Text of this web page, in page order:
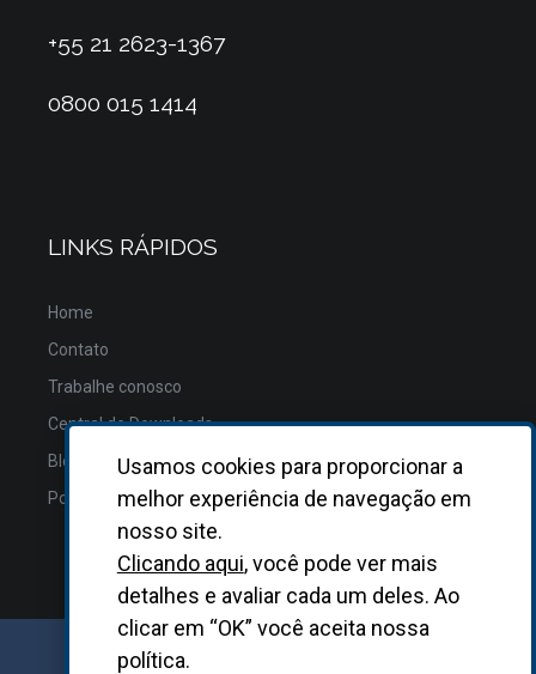
+55 21 2623-1367
0800 015 1414
LINKS RÁPIDOS
Home
Contato
Trabalhe conosco
Central de Downloads
Blog
Política de Privacidade
Usamos cookies para proporcionar a
melhor experiência de navegação em
nosso site.
Clicando aqui, você pode ver mais
detalhes e avaliar cada um deles. Ao
clicar em “OK” você aceita nossa
política.